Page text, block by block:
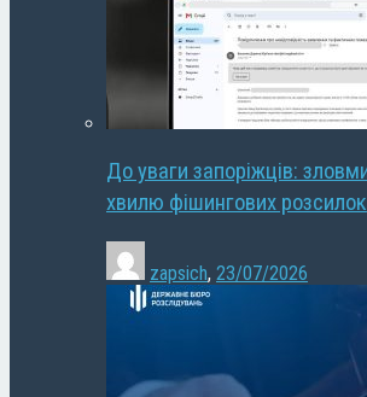
До уваги запоріжців:
хвилю фішингових розсилок
zapsich, 23/07/2026